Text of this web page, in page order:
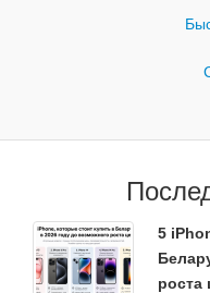
5
роста